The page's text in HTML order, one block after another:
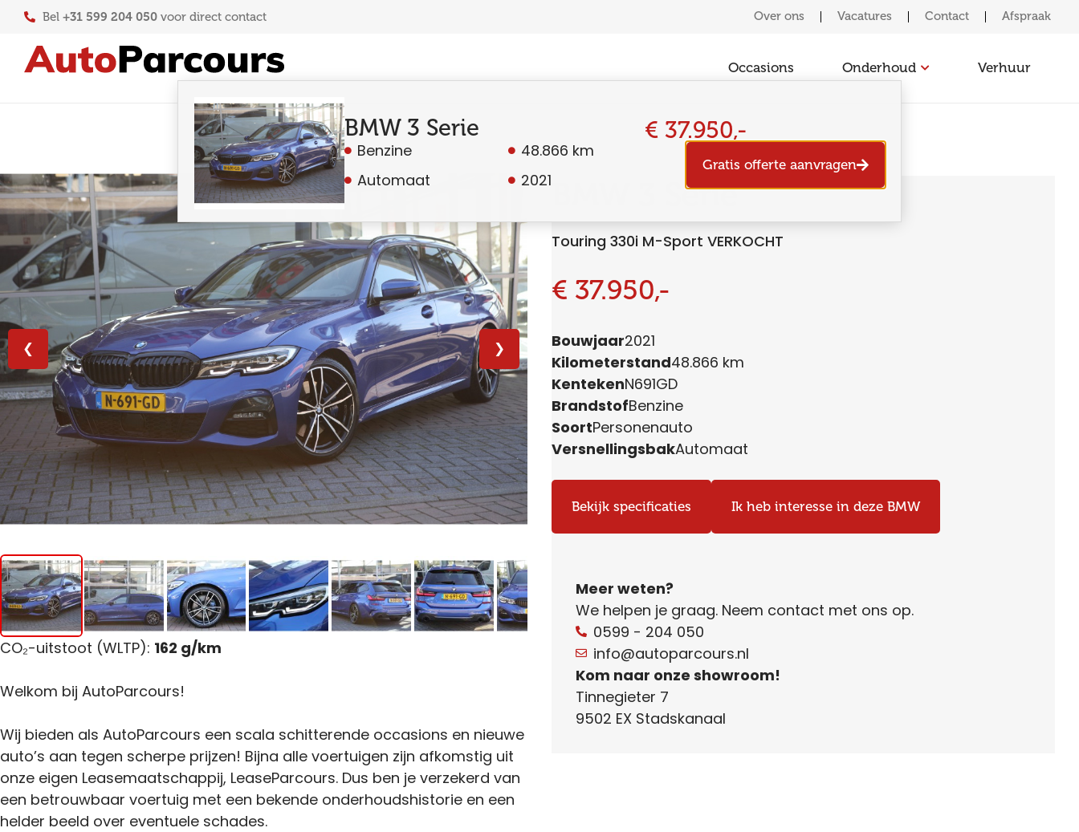
Bel +31 599 204 050voor direct contact Over ons Vacatures Contact Afspraak
Occasions Onderhoud Verhuur
❮ ❯
CO₂-uitstoot (WLTP): 162 g/km
Welkom bij AutoParcours!
Wij bieden als AutoParcours een scala schitterende occasions en nieuwe
auto’s aan tegen scherpe prijzen! Bijna alle voertuigen zijn afkomstig uit
onze eigen Leasemaatschappij, LeaseParcours. Dus ben je verzekerd van
een betrouwbaar voertuig met een bekende onderhoudshistorie en een
helder beeld over eventuele schades.
BMW 3 Serie
Touring 330i M-Sport VERKOCHT
€ 37.950,-
Bouwjaar2021
Kilometerstand48.866 km
KentekenN691GD
BrandstofBenzine
SoortPersonenauto
VersnellingsbakAutomaat
Bekijk specificaties Ik heb interesse in deze BMW
Meer weten?
We helpen je graag. Neem contact met ons op.
0599 - 204 050
info@autoparcours.nl
Kom naar onze showroom!
Tinnegieter 7
9502 EX Stadskanaal
BMW 3 Serie
Benzine
Automaat
48.866 km
2021
€ 37.950,-
Gratis offerte aanvragen